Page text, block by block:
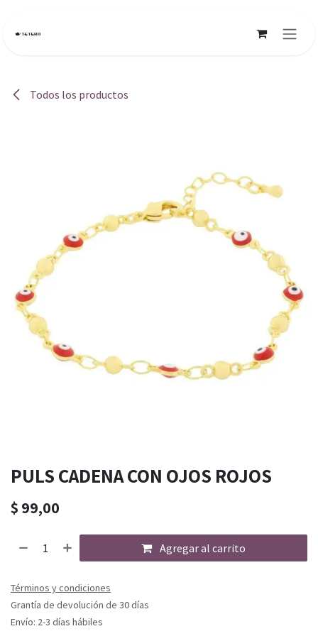
Todos los productos
PULS CADENA CON OJOS ROJOS
$ 99,00
Agregar al carrito
Términos y condiciones
Grantía de devolución de 30 días
Envío: 2-3 días hábiles